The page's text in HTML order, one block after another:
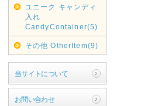
ユニーク キャンディ
入れ
CandyContainer(5)
その他 OtherItem(9)
当サイトについて
お問い合わせ